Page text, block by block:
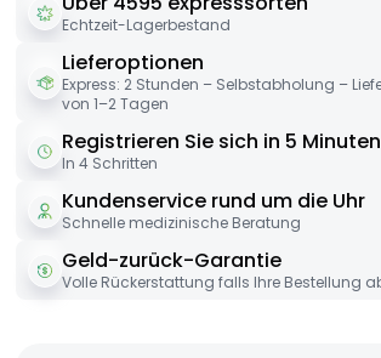
Echtzeit-Lagerbestand
Lieferoptionen
Express: 2 Stunden – Selbstabholung –
von 1–2 Tagen
Registrieren Sie sich in 5 Minuten
In 4 Schritten
Kundenservice rund um die Uhr
Schnelle medizinische Beratung
Geld-zurück-Garantie
Volle Rückerstattung falls Ihre Bestellung